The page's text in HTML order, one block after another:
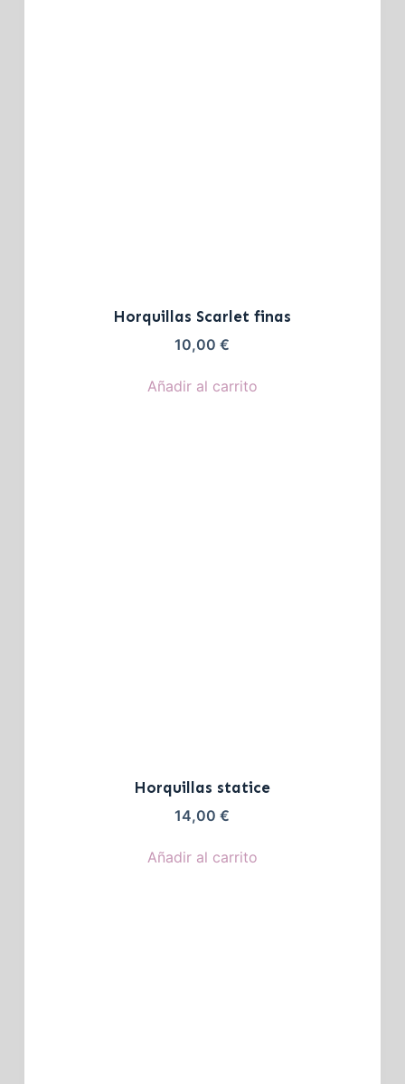
Horquillas Scarlet finas
10,00€
Añadir al carrito
Horquillas statice
14,00€
Añadir al carrito